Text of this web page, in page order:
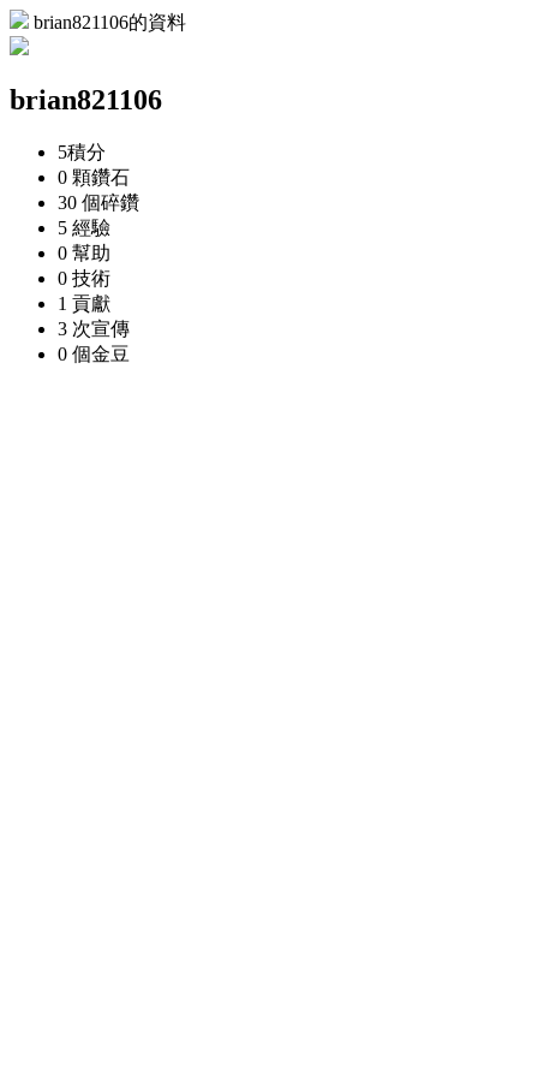
brian821106的資料
brian821106
5積分
0 顆鑽石
30 個碎鑽
5 經驗
0 幫助
0 技術
1 貢獻
3 次宣傳
0 個金豆